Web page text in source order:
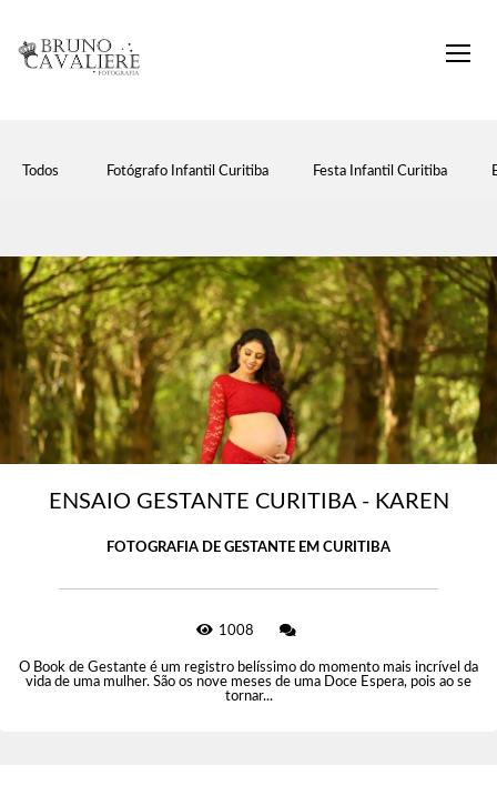
Todos Fotógrafo Infantil Curitiba Festa Infantil Curitiba
ENSAIO GESTANTE CURITIBA - KAREN
FOTOGRAFIA DE GESTANTE EM CURITIBA
1008
O Book de Gestante é um registro belíssimo do momento mais incrível da
vida de uma mulher. São os nove meses de uma Doce Espera, pois ao se
tornar...